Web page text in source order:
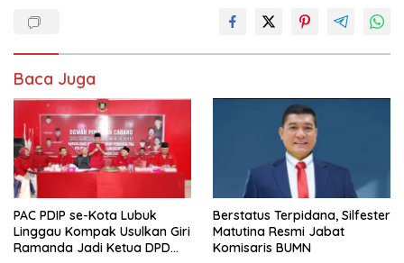
Baca Juga
PAC PDIP se-Kota Lubuk
Linggau Kompak Usulkan Giri
Ramanda Jadi Ketua DPD
Berstatus Terpidana, Silfester
Matutina Resmi Jabat
Komisaris BUMN